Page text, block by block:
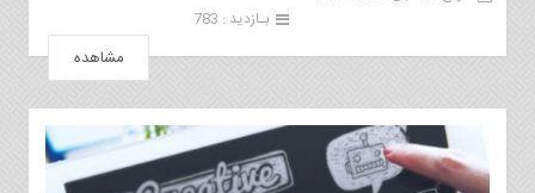
بـازدید : 783
مشاهده